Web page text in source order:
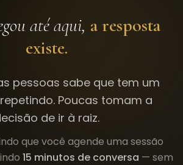
até aqui, a resposta
existe.
pessoas sabe que tem um
Poucas tomam a
de ir à raiz.
que você agende uma sessão
15 minutos de conversa — sem